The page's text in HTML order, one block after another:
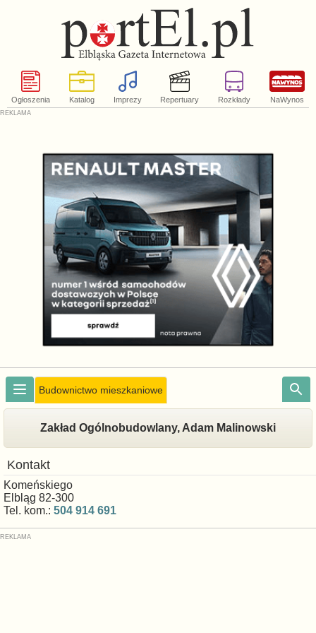
Ogłoszenia Katalog Imprezy Repertuary Rozkłady NaWynos
Budownictwo mieszkaniowe
Zakład Ogólnobudowlany, Adam Malinowski
Kontakt
Komeńskiego
Elbląg 82-300
Tel. kom.: 504 914 691